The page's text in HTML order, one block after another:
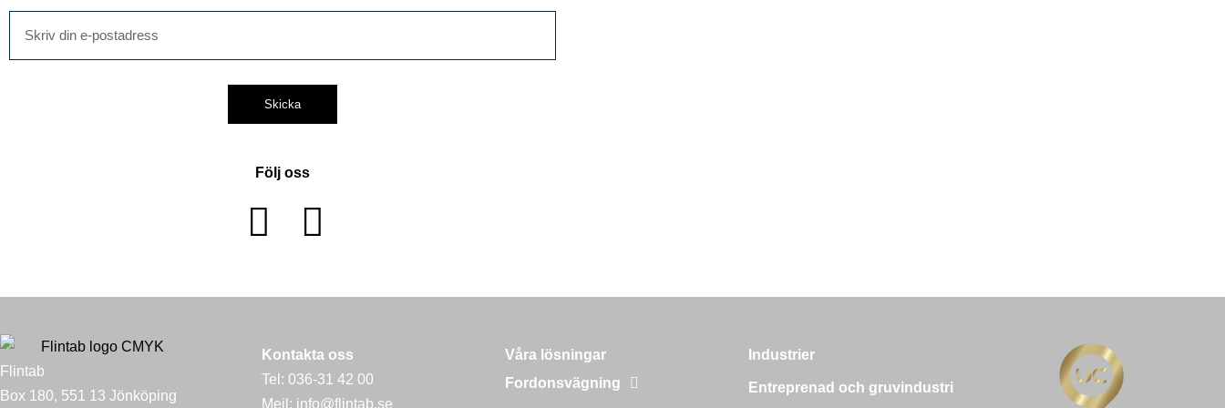
Skicka
Följ oss
Flintab
Box 180, 551 13 Jönköping
Kontakta oss
Tel: 036-31 42 00
Mejl: info@flintab.se
Våra lösningar
Fordonsvägning
Industrier
Entreprenad och gruvindustri